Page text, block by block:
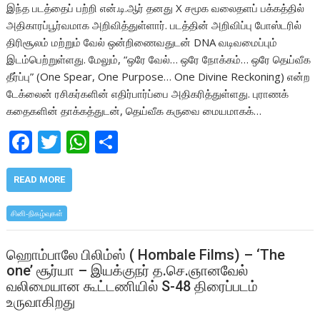
இந்த படத்தைப் பற்றி என்.டி.ஆர் தனது X சமூக வலைதளப் பக்கத்தில்
அதிகாரப்பூர்வமாக அறிவித்துள்ளார். படத்தின் அறிவிப்பு போஸ்டரில்
திரிசூலம் மற்றும் வேல் ஒன்றிணைவதுடன் DNA வடிவமைப்பும்
இடம்பெற்றுள்ளது. மேலும், “ஒரே வேல்… ஒரே நோக்கம்… ஒரே தெய்வீக
தீர்ப்பு” (One Spear, One Purpose… One Divine Reckoning) என்ற
டேக்லைன் ரசிகர்களின் எதிர்பார்ப்பை அதிகரித்துள்ளது. புராணக்
கதைகளின் தாக்கத்துடன், தெய்வீக கருவை மையமாகக்…
F
ac
e
b
o
o
k
T
w
itt
er
W
A
p
p
READ MORE
சினி-நிகழ்வுகள்
ஹொம்பாலே பிலிம்ஸ் ( Hombale Films) – ‘The
one’ சூர்யா – இயக்குநர் த.செ.ஞானவேல்
வலிமையான கூட்டணியில் S-48 திரைப்படம்
உருவாகிறது